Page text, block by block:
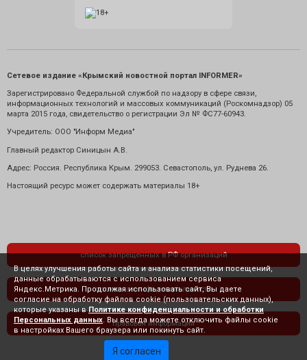
Сетевое издание «Крымский новостной портал INFORMER»
Зарегистрировано Федеральной службой по надзору в сфере связи,
информационных технологий и массовых коммуникаций (Роскомнадзор) 05
марта 2015 года, свидетельство о регистрации Эл № ФС77-60943.
Учредитель: ООО "Информ Медиа"
Главный редактор Синицын А.В.
Адрес: Россия. Республика Крым. 299053. Севастополь, ул. Руднева 26.
Настоящий ресурс может содержать материалы 18+
список запрещенных в РФ организаций
политика конфиденциальности
правовая информация
В целях улучшения работы сайта и анализа статистики посещений,
данные обрабатываются с использованием сервиса
Яндекс.Метрика. Продолжая использовать сайт, Вы даете
согласие на обработку файлов cookie (пользовательских данных),
которые указаны в Политике конфиденциальности и обработки
Персональных данных . Вы всегда можете отключить файлы cookie
в настройках Вашего браузера или покинуть сайт.
Я согласен